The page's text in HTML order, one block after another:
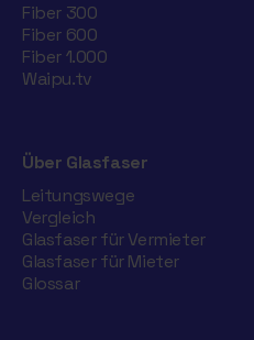
Fiber 300
Fiber 600
Fiber 1.000
Waipu.tv
Über Glasfaser
Leitungswege
Vergleich
Glasfaser für Vermieter
Glasfaser für Mieter
Glossar